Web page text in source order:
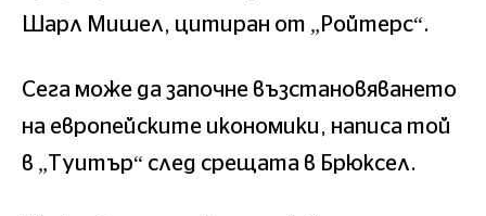
Шарл Мишел, цитиран от „Ройтерс“.
Сега може да започне възстановяването
на европейските икономики, написа той
в „Туитър“ след срещата в Брюксел.